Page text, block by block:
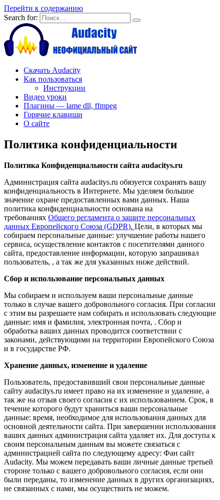
Перейти к содержанию
Search for:
Скачать Audacity
Как пользоваться
Инструкции
Видео уроки
Плагины — lame dll, ffmpeg
Горячие клавиши
О сайте
Политика конфиденциальности
Политика Конфиденциальности сайта audacitys.ru
Администрация сайта audacitys.ru обязуется сохранять вашу
конфиденциальность в Интернете. Мы уделяем большое
значение охране предоставленных вами данных. Наша
политика конфиденциальности основана на
требованиях Общего регламента о защите персональных
данных Европейского Союза (GDPR). Цели, в которых мы
собираем персональные данные: улучшение работы нашего
сервиса, осуществление контактов с посетителями данного
сайта, предоставление информации, которую запрашивал
пользователь, , а так же для указанных ниже действий.
Сбор и использование персональных данных
Мы собираем и используем ваши персональные данные
только в случае вашего добровольного согласия. При согласии
с этим вы разрешаете нам собирать и использовать следующие
данные: имя и фамилия, электронная почта, . Сбор и
обработка ваших данных проводится соответствии с
законами, действующими на территории Европейского Союза
и в государстве РФ.
Хранение данных, изменение и удаление
Пользователь, предоставивший свои персональные данные
сайту audacitys.ru имеет право на их изменение и удаление, а
так же на отзыв своего согласия с их использованием. Срок, в
течение которого будут храниться ваши персональные
данные: время, необходимое для использования данных для
основной деятельности сайта. При завершении использования
ваших данных администрация сайта удаляет их. Для доступа к
своим персональным данным вы можете связаться с
администрацией сайта по следующему адресу: Фан сайт
Audacity. Мы можем передавать ваши личные данные третьей
стороне только с вашего добровольного согласия, если они
были переданы, то изменение данных в других организациях,
не связанных с нами, мы осуществить не можем.